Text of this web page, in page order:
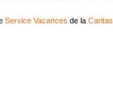
Service Vacances de la